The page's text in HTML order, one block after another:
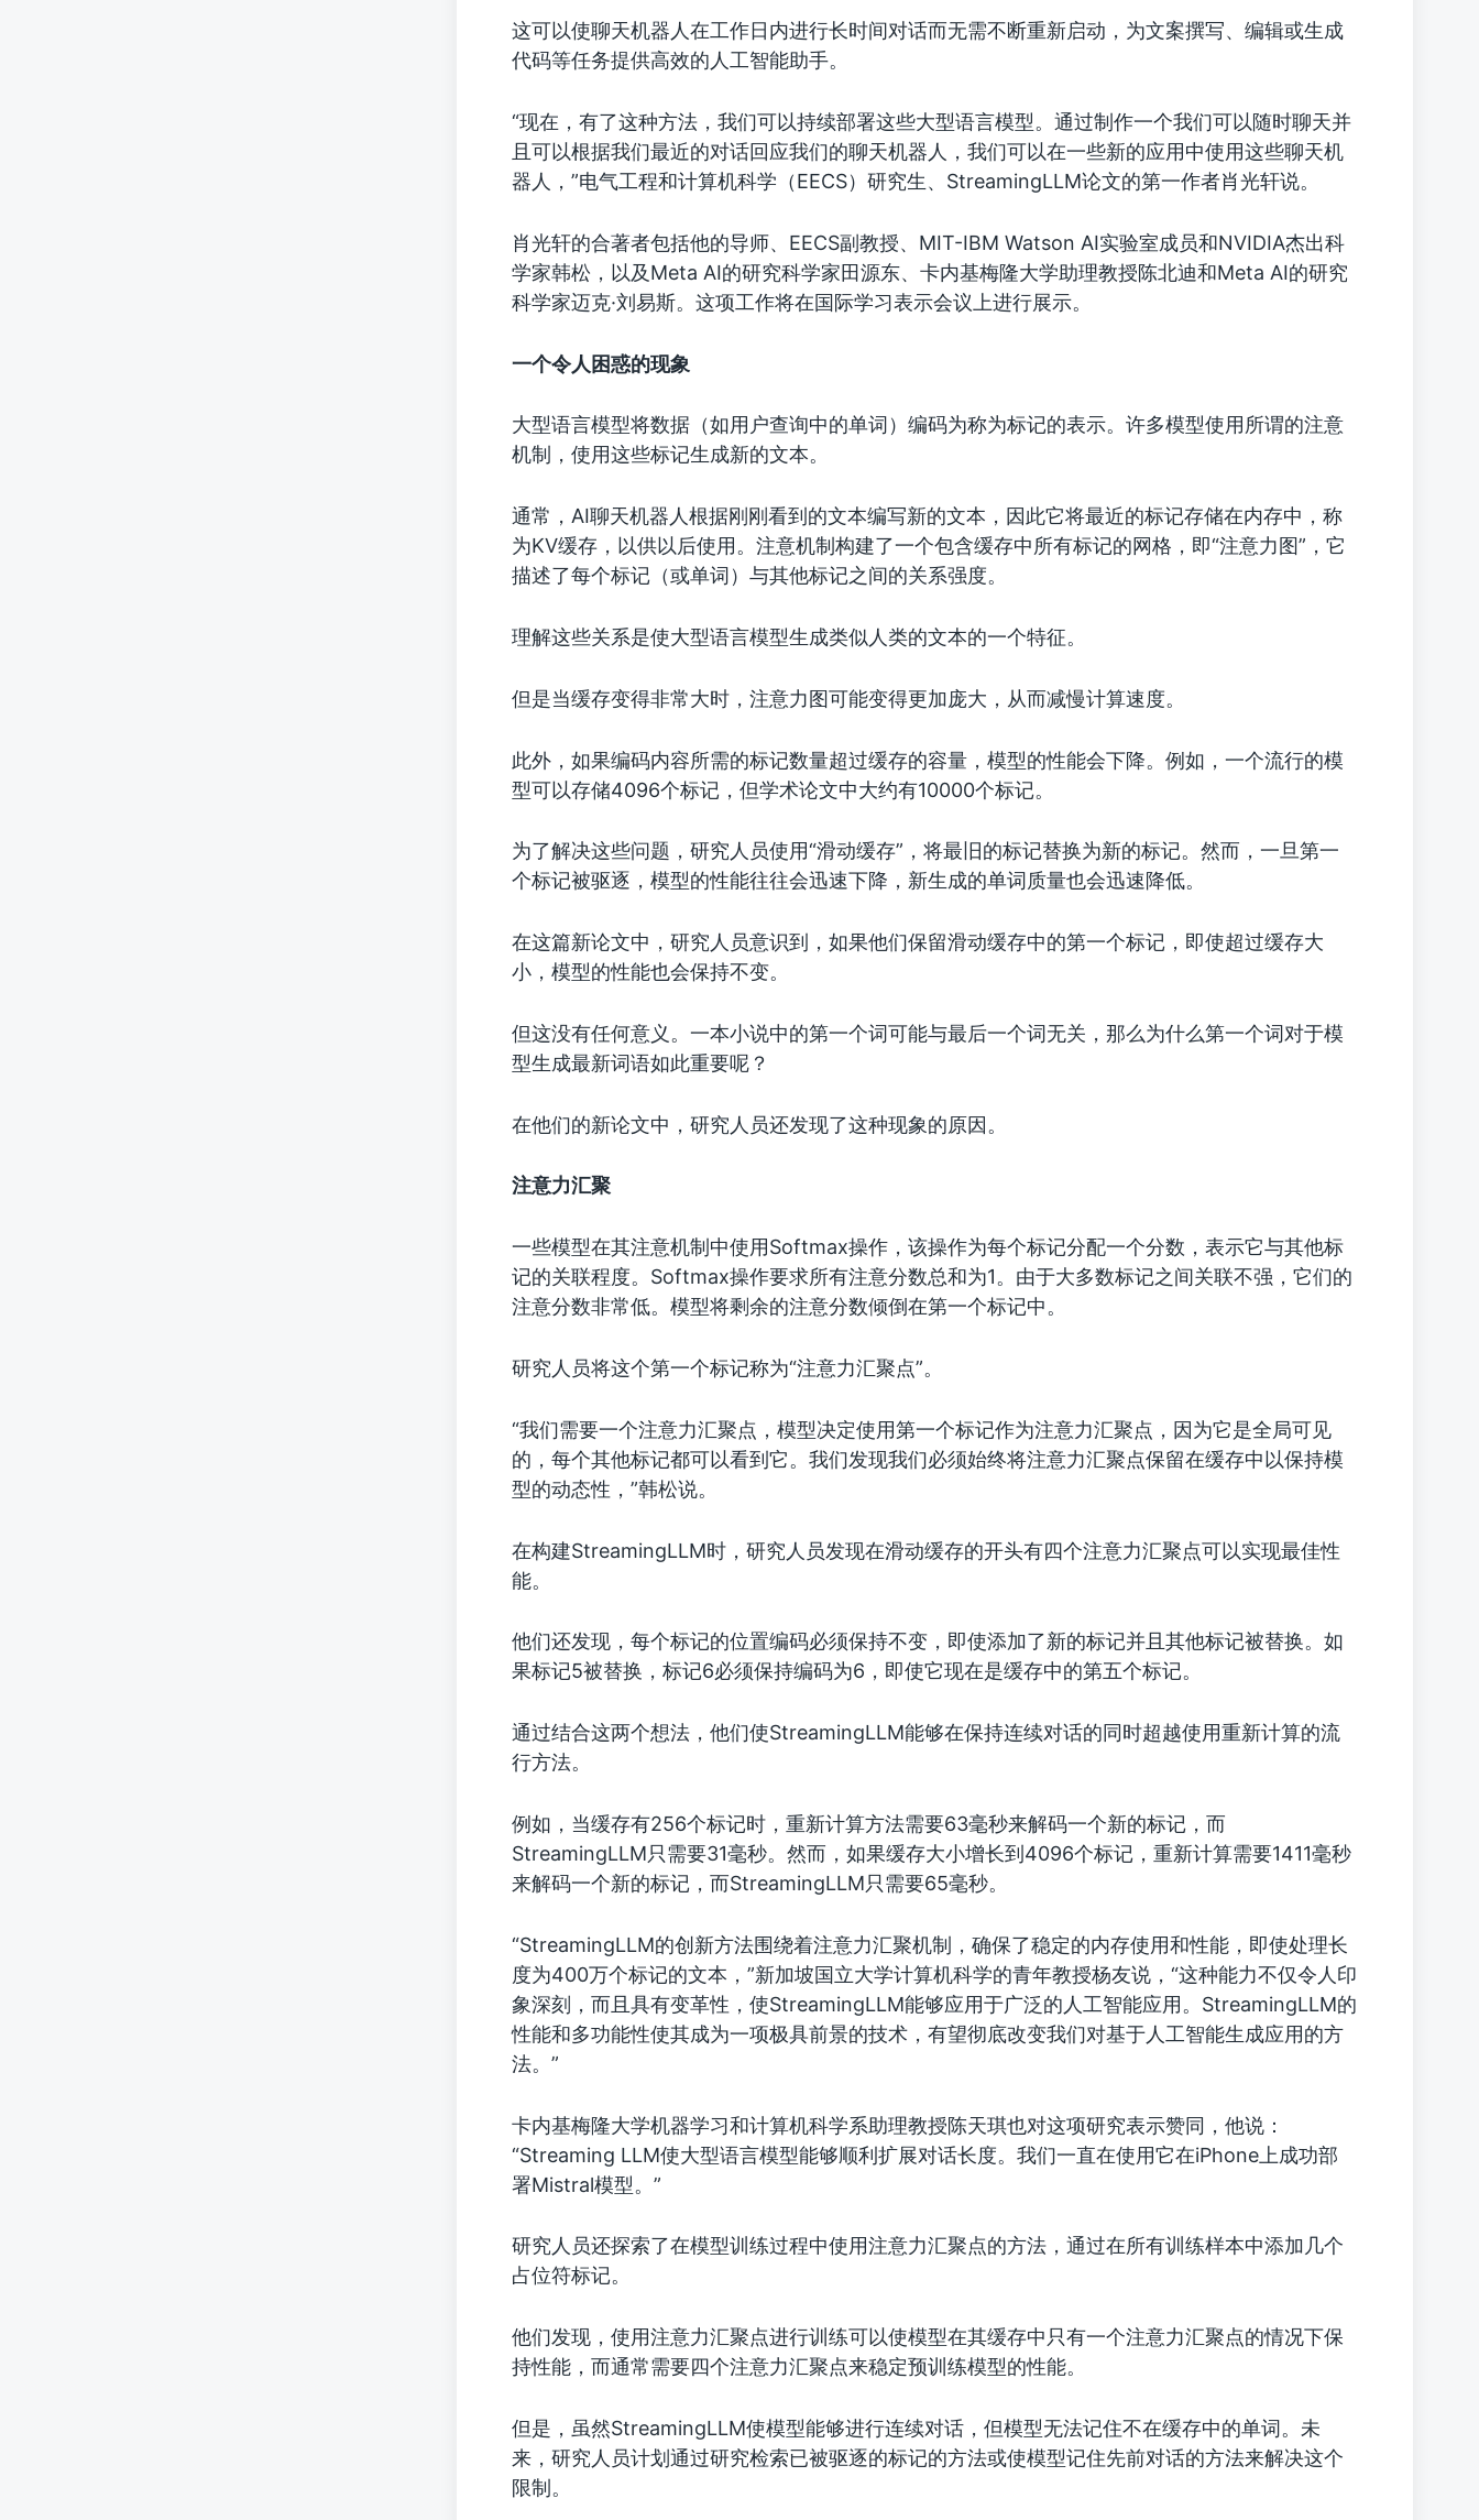
这可以使聊天机器人在工作日内进行长时间对话而无需不断重新启动，为文案撰写、编辑或生成
代码等任务提供高效的人工智能助手。
“现在，有了这种方法，我们可以持续部署这些大型语言模型。通过制作一个我们可以随时聊天并
且可以根据我们最近的对话回应我们的聊天机器人，我们可以在一些新的应用中使用这些聊天机
器人，”电气工程和计算机科学（EECS）研究生、StreamingLLM论文的第一作者肖光轩说。
肖光轩的合著者包括他的导师、EECS副教授、MIT-IBM Watson AI实验室成员和NVIDIA杰出科
学家韩松，以及Meta AI的研究科学家田源东、卡内基梅隆大学助理教授陈北迪和Meta AI的研究
科学家迈克·刘易斯。这项工作将在国际学习表示会议上进行展示。
一个令人困惑的现象
大型语言模型将数据（如用户查询中的单词）编码为称为标记的表示。许多模型使用所谓的注意
机制，使用这些标记生成新的文本。
通常，AI聊天机器人根据刚刚看到的文本编写新的文本，因此它将最近的标记存储在内存中，称
为KV缓存，以供以后使用。注意机制构建了一个包含缓存中所有标记的网格，即“注意力图”，它
描述了每个标记（或单词）与其他标记之间的关系强度。
理解这些关系是使大型语言模型生成类似人类的文本的一个特征。
但是当缓存变得非常大时，注意力图可能变得更加庞大，从而减慢计算速度。
此外，如果编码内容所需的标记数量超过缓存的容量，模型的性能会下降。例如，一个流行的模
型可以存储4096个标记，但学术论文中大约有10000个标记。
为了解决这些问题，研究人员使用“滑动缓存”，将最旧的标记替换为新的标记。然而，一旦第一
个标记被驱逐，模型的性能往往会迅速下降，新生成的单词质量也会迅速降低。
在这篇新论文中，研究人员意识到，如果他们保留滑动缓存中的第一个标记，即使超过缓存大
小，模型的性能也会保持不变。
但这没有任何意义。一本小说中的第一个词可能与最后一个词无关，那么为什么第一个词对于模
型生成最新词语如此重要呢？
在他们的新论文中，研究人员还发现了这种现象的原因。
注意力汇聚
一些模型在其注意机制中使用Softmax操作，该操作为每个标记分配一个分数，表示它与其他标
记的关联程度。Softmax操作要求所有注意分数总和为1。由于大多数标记之间关联不强，它们的
注意分数非常低。模型将剩余的注意分数倾倒在第一个标记中。
研究人员将这个第一个标记称为“注意力汇聚点”。
“我们需要一个注意力汇聚点，模型决定使用第一个标记作为注意力汇聚点，因为它是全局可见
的，每个其他标记都可以看到它。我们发现我们必须始终将注意力汇聚点保留在缓存中以保持模
型的动态性，”韩松说。
在构建StreamingLLM时，研究人员发现在滑动缓存的开头有四个注意力汇聚点可以实现最佳性
能。
他们还发现，每个标记的位置编码必须保持不变，即使添加了新的标记并且其他标记被替换。如
果标记5被替换，标记6必须保持编码为6，即使它现在是缓存中的第五个标记。
通过结合这两个想法，他们使StreamingLLM能够在保持连续对话的同时超越使用重新计算的流
行方法。
例如，当缓存有256个标记时，重新计算方法需要63毫秒来解码一个新的标记，而
StreamingLLM只需要31毫秒。然而，如果缓存大小增长到4096个标记，重新计算需要1411毫秒
来解码一个新的标记，而StreamingLLM只需要65毫秒。
“StreamingLLM的创新方法围绕着注意力汇聚机制，确保了稳定的内存使用和性能，即使处理长
度为400万个标记的文本，”新加坡国立大学计算机科学的青年教授杨友说，“这种能力不仅令人印
象深刻，而且具有变革性，使StreamingLLM能够应用于广泛的人工智能应用。StreamingLLM的
性能和多功能性使其成为一项极具前景的技术，有望彻底改变我们对基于人工智能生成应用的方
法。”
卡内基梅隆大学机器学习和计算机科学系助理教授陈天琪也对这项研究表示赞同，他说：
“Streaming LLM使大型语言模型能够顺利扩展对话长度。我们一直在使用它在iPhone上成功部
署Mistral模型。”
研究人员还探索了在模型训练过程中使用注意力汇聚点的方法，通过在所有训练样本中添加几个
占位符标记。
他们发现，使用注意力汇聚点进行训练可以使模型在其缓存中只有一个注意力汇聚点的情况下保
持性能，而通常需要四个注意力汇聚点来稳定预训练模型的性能。
但是，虽然StreamingLLM使模型能够进行连续对话，但模型无法记住不在缓存中的单词。未
来，研究人员计划通过研究检索已被驱逐的标记的方法或使模型记住先前对话的方法来解决这个
限制。